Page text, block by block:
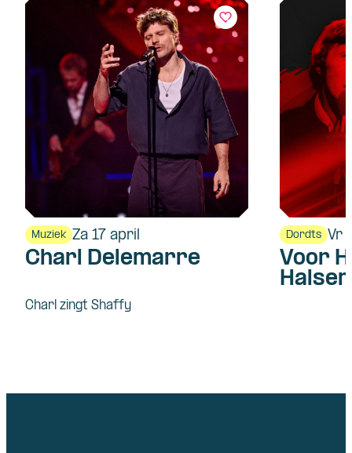
Muziek Za 17 april
Charl Delemarre
Charl zingt Shaffy
Dordts Vr
Voor